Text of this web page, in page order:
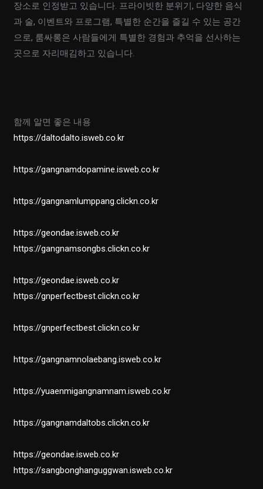
장소로 인정받고 있습니다. 프라이빗한 분위기, 다양한 음식
과 술, 이벤트와 프로그램, 특별한 순간을 즐길 수 있는 공간
으로, 룸싸롱은 사람들에게 특별한 경험과 추억을 선사하는
곳으로 자리매김하고 있습니다.
함께 알면 좋은 내용
https://daltodalto.isweb.co.kr
https://gangnamdopamine.isweb.co.kr
https://gangnamlumppang.clickn.co.kr
https://geondae.isweb.co.kr
https://gangnamsongbs.clickn.co.kr
https://geondae.isweb.co.kr
https://gnperfectbest.clickn.co.kr
https://gnperfectbest.clickn.co.kr
https://gangnamnolaebang.isweb.co.kr
https://yuaenmigangnamnam.isweb.co.kr
https://gangnamdaltobs.clickn.co.kr
https://geondae.isweb.co.kr
https://sangbonghanguggwan.isweb.co.kr